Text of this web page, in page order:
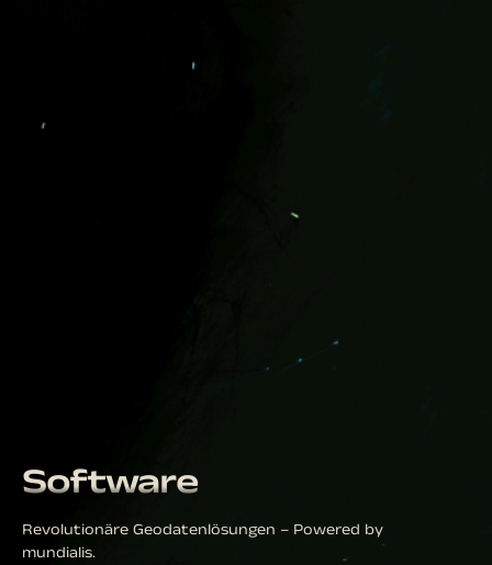
Software
Revolutionäre Geodatenlösungen – Powered by
mundialis.